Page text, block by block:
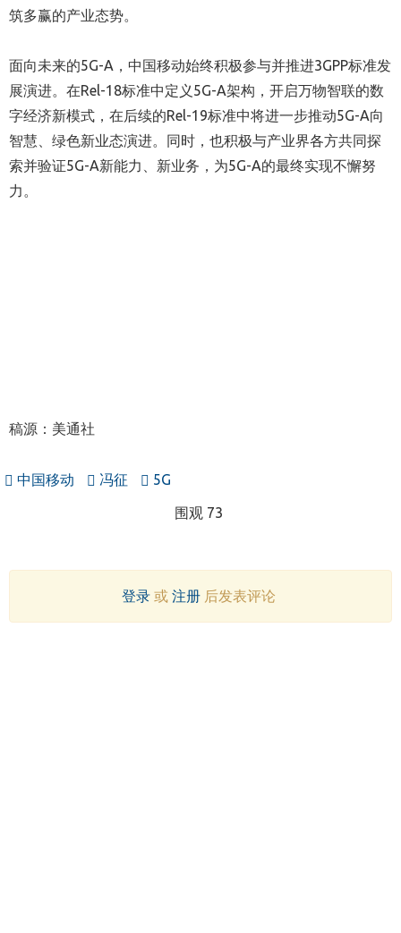
筑多赢的产业态势。
面向未来的5G-A，中国移动始终积极参与并推进3GPP标准发
展演进。在Rel-18标准中定义5G-A架构，开启万物智联的数
字经济新模式，在后续的Rel-19标准中将进一步推动5G-A向
智慧、绿色新业态演进。同时，也积极与产业界各方共同探
索并验证5G-A新能力、新业务，为5G-A的最终实现不懈努
力。
稿源：美通社
中国移动 冯征 5G
围观 73
登录或 注册后发表评论